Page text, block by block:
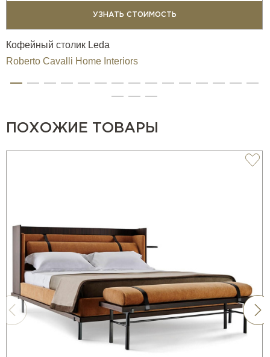
RC Jewel Monogram:
На изголовье или боковой панели может быть
установлен монограммный медальон RC Jewel из литой
латуни в отделке Platinum или Gold, превращая кровать
в предмет высокого статуса и персонализированного
Patchwork-версия:
Особая версия Limbo доступна в технике patchwork,
ХАРАКТЕР И ЭМОЦИЯ
Кровать Limbo — это дизайнерская интерпретация
комфорта как роскоши. Она не просто украшает
спальню, она формирует атмосферу защищённости,
уюта и утончённого стиля. Каждая деталь — от фактуры
обивки до сияния металлических акцентов — отражает
ДНК Roberto Cavalli: смелость, моду и страсть.
УЗНАТЬ СТОИМОСТЬ
Кофейный столик Leda
Roberto Cavalli Home Interiors
ПОХОЖИЕ ТОВАРЫ